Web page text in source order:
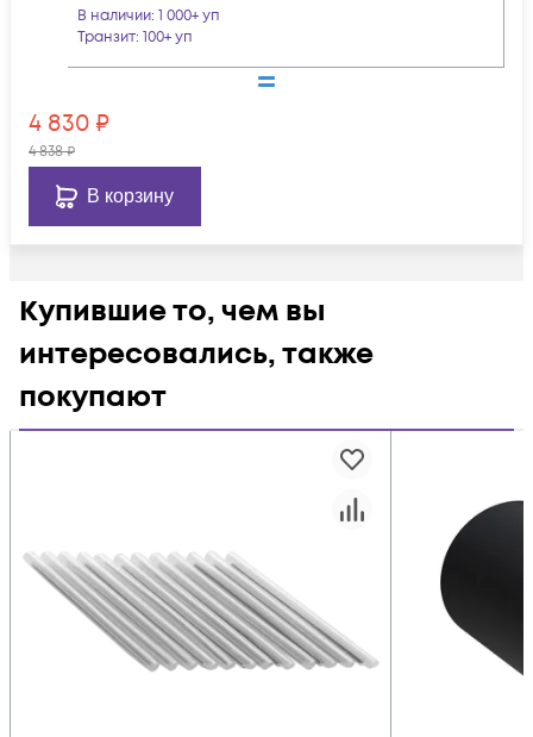
В наличии: 1 000+ уп
Транзит: 100+ уп
4 830 ₽
4 838₽
В корзину
Купившие то, чем вы
интересовались, также
покупают